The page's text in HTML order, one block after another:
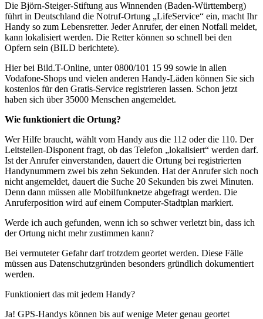
Die Björn-Steiger-Stiftung aus Winnenden (Baden-Württemberg)
führt in Deutschland die Notruf-Ortung „LifeService“ ein, macht Ihr
Handy so zum Lebensretter. Jeder Anrufer, der einen Notfall meldet,
kann lokalisiert werden. Die Retter können so schnell bei den
Opfern sein (BILD berichtete).
Hier bei Bild.T-Online, unter 0800/101 15 99 sowie in allen
Vodafone-Shops und vielen anderen Handy-Läden können Sie sich
kostenlos für den Gratis-Service registrieren lassen. Schon jetzt
haben sich über 35000 Menschen angemeldet.
Wie funktioniert die Ortung?
Wer Hilfe braucht, wählt vom Handy aus die 112 oder die 110. Der
Leitstellen-Disponent fragt, ob das Telefon „lokalisiert“ werden darf.
Ist der Anrufer einverstanden, dauert die Ortung bei registrierten
Handynummern zwei bis zehn Sekunden. Hat der Anrufer sich noch
nicht angemeldet, dauert die Suche 20 Sekunden bis zwei Minuten.
Denn dann müssen alle Mobilfunknetze abgefragt werden. Die
Anruferposition wird auf einem Computer-Stadtplan markiert.
Werde ich auch gefunden, wenn ich so schwer verletzt bin, dass ich
der Ortung nicht mehr zustimmen kann?
Bei vermuteter Gefahr darf trotzdem geortet werden. Diese Fälle
müssen aus Datenschutzgründen besonders gründlich dokumentiert
werden.
Funktioniert das mit jedem Handy?
Ja! GPS-Handys können bis auf wenige Meter genau geortet